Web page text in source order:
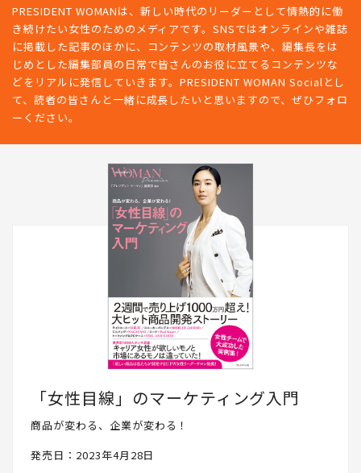
PRESIDENT WOMANは、新しい時代のリーダーとして情熱的に働
き続けたい女性のためのメディアです。SNSではオンラインや雑誌
に掲載した記事のほかに、コンテンツの取材風景や、編集長をは
じめとした編集部員の日常で皆さんのお役に立てるコンテンツな
どをリアルに発信していきます。PRESIDENT WOMAN Socialとし
て、読者の皆さんと一緒に成長したいと思いますので、ぜひフォロ
ーください。
「女性目線」のマーケティング入門
商品が変わる、企業が変わる！
発売日：2023年4月28日